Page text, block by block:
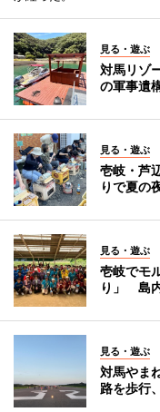
見る・遊ぶ
対馬リゾ
の軍事遺
見る・遊ぶ
壱岐・芦
りで夏の
見る・遊ぶ
壱岐でモ
り」 島
見る・遊ぶ
対馬やま
路を歩行